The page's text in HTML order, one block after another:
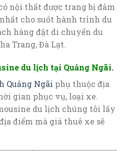
nội thất được trang bị đảm
cho suốt hành trình du
hàng đặt di chuyển du
Trang, Đà Lạt.
du lịch tại Quảng Ngãi.
Quảng Ngãi phụ thuộc địa
gian phục vụ, loại xe.
du lịch chúng tôi lấy
điểm mà giá thuê xe sẽ